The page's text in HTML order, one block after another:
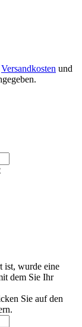
Versandkosten und
ist, wurde eine
dem Sie Ihr
Sie auf den